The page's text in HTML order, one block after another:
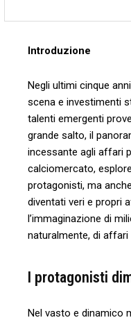
Introduzione
Negli ultimi cinque
scena e investimenti
talenti emergenti
grande salto, il
incessante agli affari
calciomercato,
protagonisti, ma
diventati ‌veri e propri
l’immaginazione di
⁤naturalmente, di affari
I protagonisti
Nel vasto e dinamico